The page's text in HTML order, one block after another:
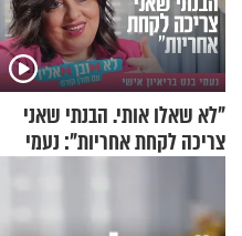
"לא שאלו אותי. הבנתי שאני
צריכה לקחת אחריות": נעמי